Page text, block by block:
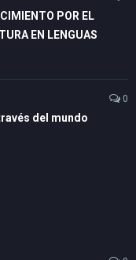
POR EL
EN LENGUAS
0
del mundo